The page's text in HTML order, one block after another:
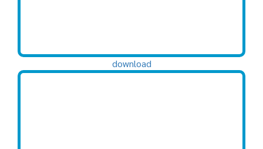
download